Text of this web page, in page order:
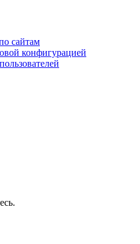
сайтам
конфигурацией